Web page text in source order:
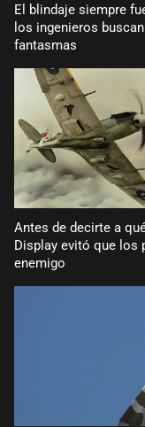
El blindaje siempre
los ingenieros
fantasmas
Antes de decirte a
Display evitó que los
enemigo